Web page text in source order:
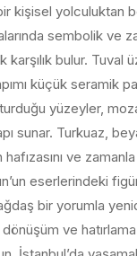
kişisel yolculuktan
sembolik ve
karşılık bulur. Tuval
küçük seramik
yüzeyler,
sunar. Turkuaz,
hafızasını ve
eserlerindeki
bir yorumla
ve